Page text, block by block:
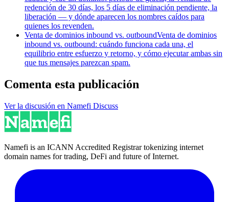
redención de 30 días, los 5 días de eliminación pendiente, la
liberación — y dónde aparecen los nombres caídos para
quienes los revenden.
Venta de dominios inbound vs. outboundVenta de dominios
inbound vs. outbound: cuándo funciona cada una, el
equilibrio entre esfuerzo y retorno, y cómo ejecutar ambas sin
que tus mensajes parezcan spam.
Comenta esta publicación
Ver la discusión en Namefi Discuss
Namefi is an ICANN Accredited Registrar tokenizing internet
domain names for trading, DeFi and future of Internet.